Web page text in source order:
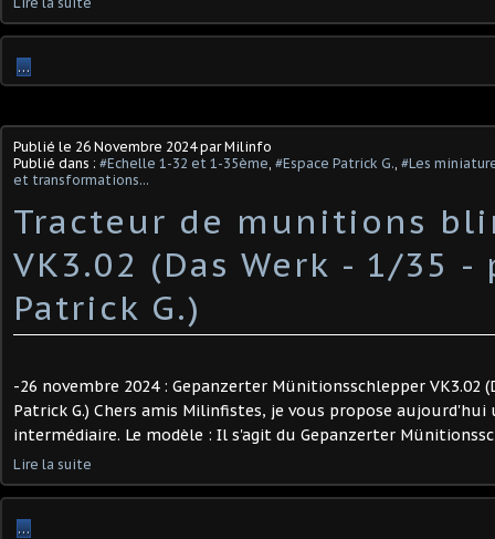
…
Publié le 26 Novembre 2024par Milinfo
Publié dans : #Echelle 1-32 et 1-35ème, #Espace Patrick G., #Les
et transformations...
Tracteur de munitions
VK3.02 (Das Werk - 1/35 -
Patrick G.) ​
-26 novembre 2024 : Gepanzerter Münitionsschlepper VK3.02
Patrick G.) Chers amis Milinfistes, je vous propose
intermédiaire. Le modèle : Il s'agit du Gepanzerter
Lire la suite
…